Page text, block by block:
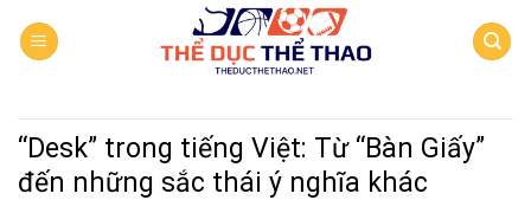
“Desk” trong tiếng Việt: Từ “Bàn Giấy”
đến những sắc thái ý nghĩa khác